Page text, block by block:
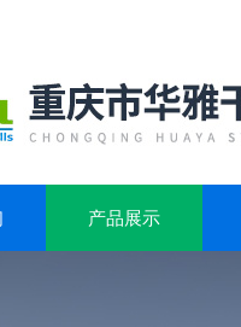
产品展示